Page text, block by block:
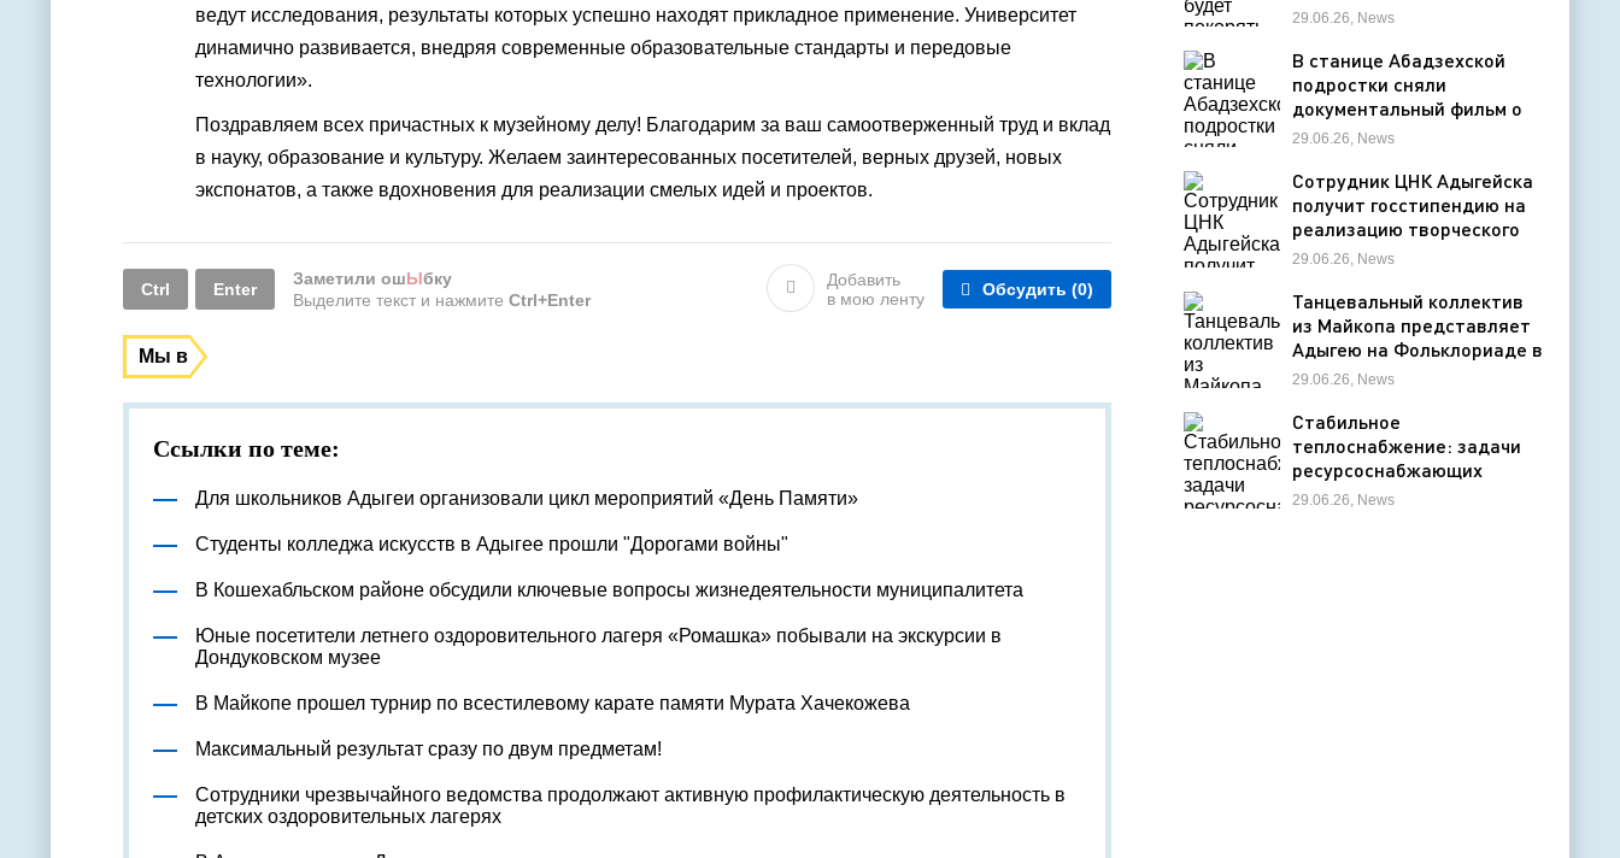
ведут исследования, результаты которых успешно находят прикладное применение. Университет
динамично развивается, внедряя современные образовательные стандарты и передовые
технологии».
Поздравляем всех причастных к музейному делу! Благодарим за ваш самоотверженный труд и вклад
в науку, образование и культуру. Желаем заинтересованных посетителей, верных друзей, новых
экспонатов, а также вдохновения для реализации смелых идей и проектов.
Ctrl Enter
Заметили ошЫбку
Выделите текст и нажмите Ctrl+Enter
Добавить
в мою ленту
Обсудить (0)
Мы в
Ссылки по теме:
Для школьников Адыгеи организовали цикл мероприятий «День Памяти»
Студенты колледжа искусств в Адыгее прошли "Дорогами войны"
В Кошехабльском районе обсудили ключевые вопросы жизнедеятельности муниципалитета
Юные посетители летнего оздоровительного лагеря «Ромашка» побывали на экскурсии в
Дондуковском музее
В Майкопе прошел турнир по всестилевому карате памяти Мурата Хачекожева
Максимальный результат сразу по двум предметам!
Сотрудники чрезвычайного ведомства продолжают активную профилактическую деятельность в
детских оздоровительных лагерях
29.06.26, News
В станице Абадзехской
подростки сняли
документальный фильм о
цирковой студии
29.06.26, News
Сотрудник ЦНК Адыгейска
получит госстипендию на
реализацию творческого
проекта в области
29.06.26, News
Танцевальный коллектив
из Майкопа представляет
Адыгею на Фольклориаде в
Уфе
29.06.26, News
Стабильное
теплоснабжение: задачи
ресурсоснабжающих
организаций
29.06.26, News